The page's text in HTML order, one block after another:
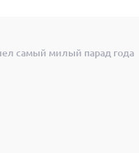
самый милый парад года